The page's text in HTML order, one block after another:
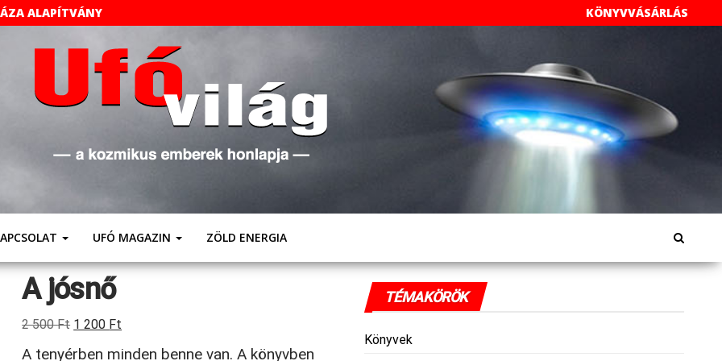
ALAPÍTVÁNY KÖNYVVÁSÁRLÁS
Emberek
Weboldala
UFÓ MAGAZIN ZÖLD ENERGIA
A jósnő
2 500Ft Original
price
1 200 Ft
price
A tenyérben minden benne van. A könyvben
TÉMAKÖRÖK
Könyvek